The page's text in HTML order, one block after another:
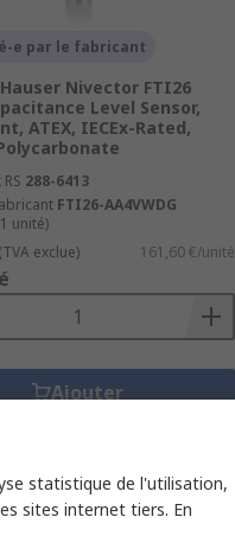
e par le fabricant
Nivector FTI26
Level Sensor,
ATEX, IECEx-Rated,
288-6413
FTI26-AA4VWDG
unité)
(TVA exclue) 161,60 €/unité
Ajouter
statistique de l'utilisation,
sites internet tiers. En